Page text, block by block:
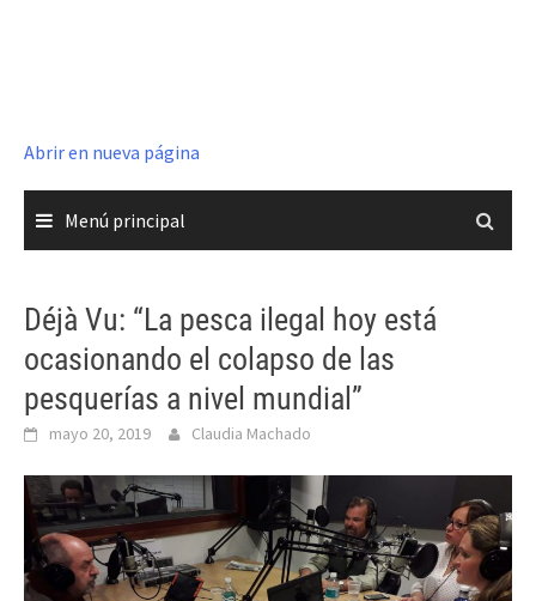
Abrir en nueva página
Menú principal
Déjà Vu: “La pesca ilegal hoy está
ocasionando el colapso de las
pesquerías a nivel mundial”
mayo 20, 2019 Claudia Machado